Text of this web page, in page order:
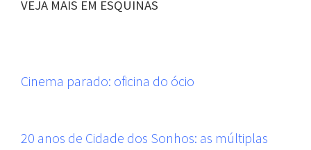
VEJA MAIS EM ESQUINAS
Cinema parado: oficina do ócio
20 anos de Cidade dos Sonhos: as múltiplas